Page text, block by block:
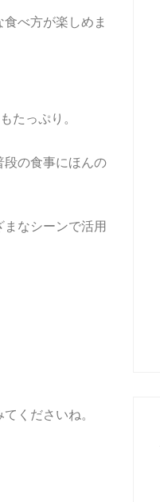
べ方が楽しめま
たっぷり。
の食事にほんの
なシーンで活用
くださいね。